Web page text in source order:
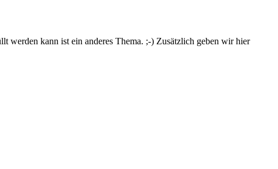
werden kann ist ein anderes Thema. ;-) Zusätzlich geben wir hier